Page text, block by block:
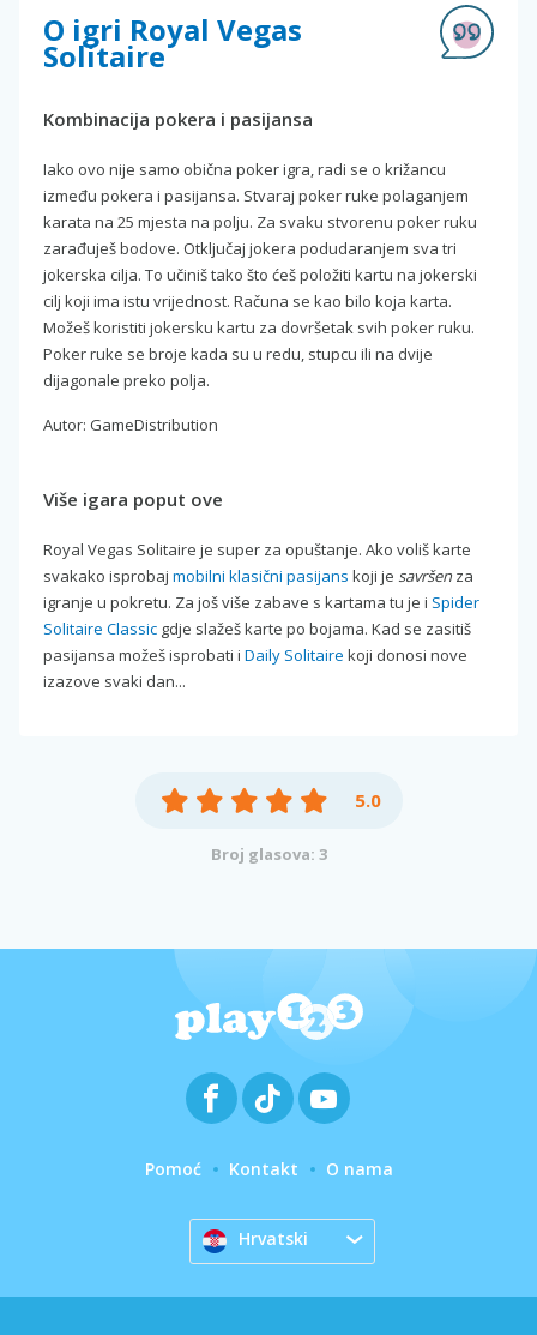
O igri Royal Vegas
Solitaire
Kombinacija pokera i pasijansa
Iako ovo nije samo obična poker igra, radi se o križancu
između pokera i pasijansa. Stvaraj poker ruke polaganjem
karata na 25 mjesta na polju. Za svaku stvorenu poker ruku
zarađuješ bodove. Otključaj jokera podudaranjem sva tri
jokerska cilja. To učiniš tako što ćeš položiti kartu na jokerski
cilj koji ima istu vrijednost. Računa se kao bilo koja karta.
Možeš koristiti jokersku kartu za dovršetak svih poker ruku.
Poker ruke se broje kada su u redu, stupcu ili na dvije
dijagonale preko polja.
Autor: GameDistribution
Više igara poput ove
Royal Vegas Solitaire je super za opuštanje. Ako voliš karte
svakako isprobaj mobilni klasični pasijans koji je savršenza
igranje u pokretu. Za još više zabave s kartama tu je i Spider
Solitaire Classic gdje slažeš karte po bojama. Kad se zasitiš
pasijansa možeš isprobati i Daily Solitaire koji donosi nove
izazove svaki dan...
5.0
Broj glasova: 3
Pomoć Kontakt O nama
Hrvatski